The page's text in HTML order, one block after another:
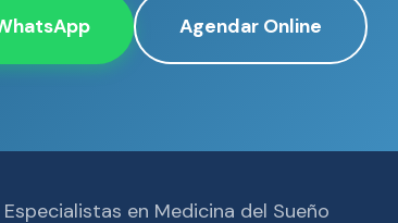
Agendar Online
en Medicina del Sueño